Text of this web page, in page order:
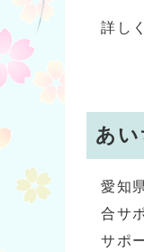
詳し
あい
愛知
合サ
サポ